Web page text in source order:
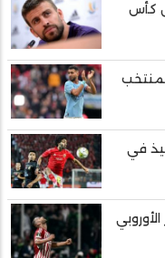
كأس
في